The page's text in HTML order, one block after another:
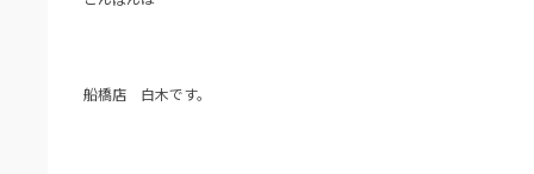
船橋店 白木です。